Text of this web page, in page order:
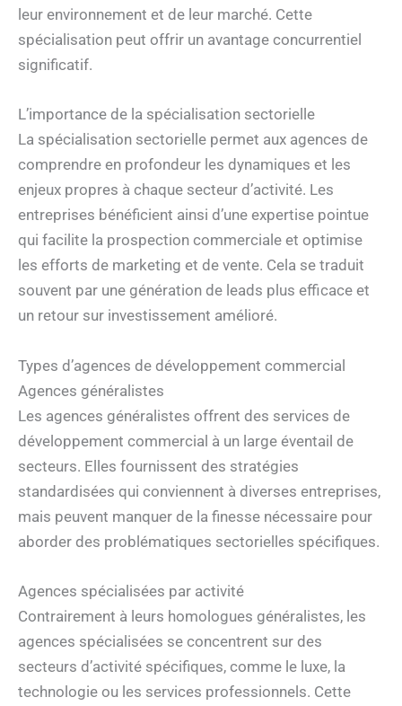
leur environnement et de leur marché. Cette
spécialisation peut offrir un avantage concurrentiel
significatif.
L’importance de la spécialisation sectorielle
La spécialisation sectorielle permet aux agences de
comprendre en profondeur les dynamiques et les
enjeux propres à chaque secteur d’activité. Les
entreprises bénéficient ainsi d’une expertise pointue
qui facilite la prospection commerciale et optimise
les efforts de marketing et de vente. Cela se traduit
souvent par une génération de leads plus efficace et
un retour sur investissement amélioré.
Types d’agences de développement commercial
Agences généralistes
Les agences généralistes offrent des services de
développement commercial à un large éventail de
secteurs. Elles fournissent des stratégies
standardisées qui conviennent à diverses entreprises,
mais peuvent manquer de la finesse nécessaire pour
aborder des problématiques sectorielles spécifiques.
Agences spécialisées par activité
Contrairement à leurs homologues généralistes, les
agences spécialisées se concentrent sur des
secteurs d’activité spécifiques, comme le luxe, la
technologie ou les services professionnels. Cette